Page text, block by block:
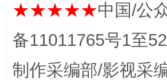
★★★★★中国/公
备11011765号1至
制作采编部/影视采